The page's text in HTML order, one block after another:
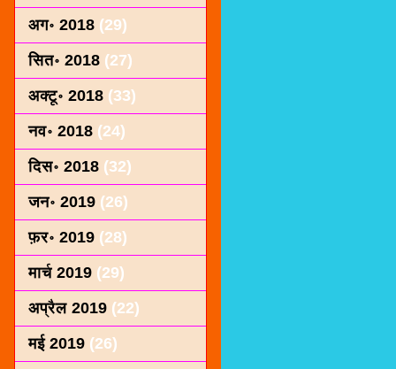
अग॰ 2018 (29)
सित॰ 2018 (27)
अक्टू॰ 2018 (33)
नव॰ 2018 (24)
दिस॰ 2018 (32)
जन॰ 2019 (26)
फ़र॰ 2019 (28)
मार्च 2019 (29)
अप्रैल 2019 (22)
मई 2019 (26)